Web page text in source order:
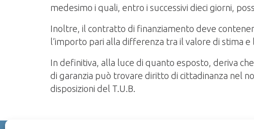
medesimo i quali, entro i successivi dieci giorni,
Inoltre, il contratto di finanziamento deve
l’importo pari alla differenza tra il valore di stima
In definitiva, alla luce di quanto esposto, deriva
di garanzia può trovare diritto di cittadinanza nel
disposizioni del T.U.B.